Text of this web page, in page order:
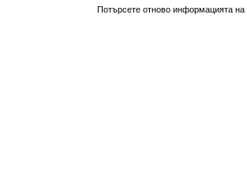
Потърсете отново информацията на